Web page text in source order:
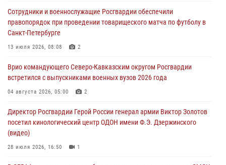
Сотрудники и военнослужащие Росгвардии обеспечили
правопорядок при проведении матча Кубка России по футболу в
Санкт-Петербурге
06 августа 2026, 07:03
В Грозном военнослужащие Росгвардии присоединились к
всероссийской донорской акции «От сердца к сердцу»
06 августа 2026, 06:30
В Бурятии и Приамурье росгвардейцы задержали подозреваемых в
незаконном обороте наркотиков
06 августа 2026, 06:15
Сотрудники и военнослужащие Росгвардии обеспечили
правопорядок при проведении товарищеского матча по футболу в
Санкт-Петербурге
13 июля 2026, 08:08 2
Врио командующего Северо-Кавказским округом Росгвардии
встретился с выпускниками военных вузов 2026 года
04 августа 2026, 05:00 2
Директор Росгвардии Герой России генерал армии Виктор Золотов
посетил кинологический центр ОДОН имени Ф.Э. Дзержинского
(видео)
28 июля 2026, 16:50 1